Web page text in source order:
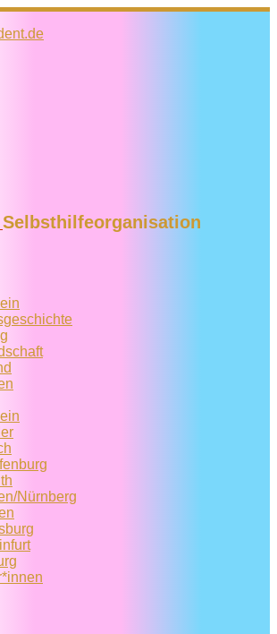
Selbsthilfeorganisation
Nürnberg